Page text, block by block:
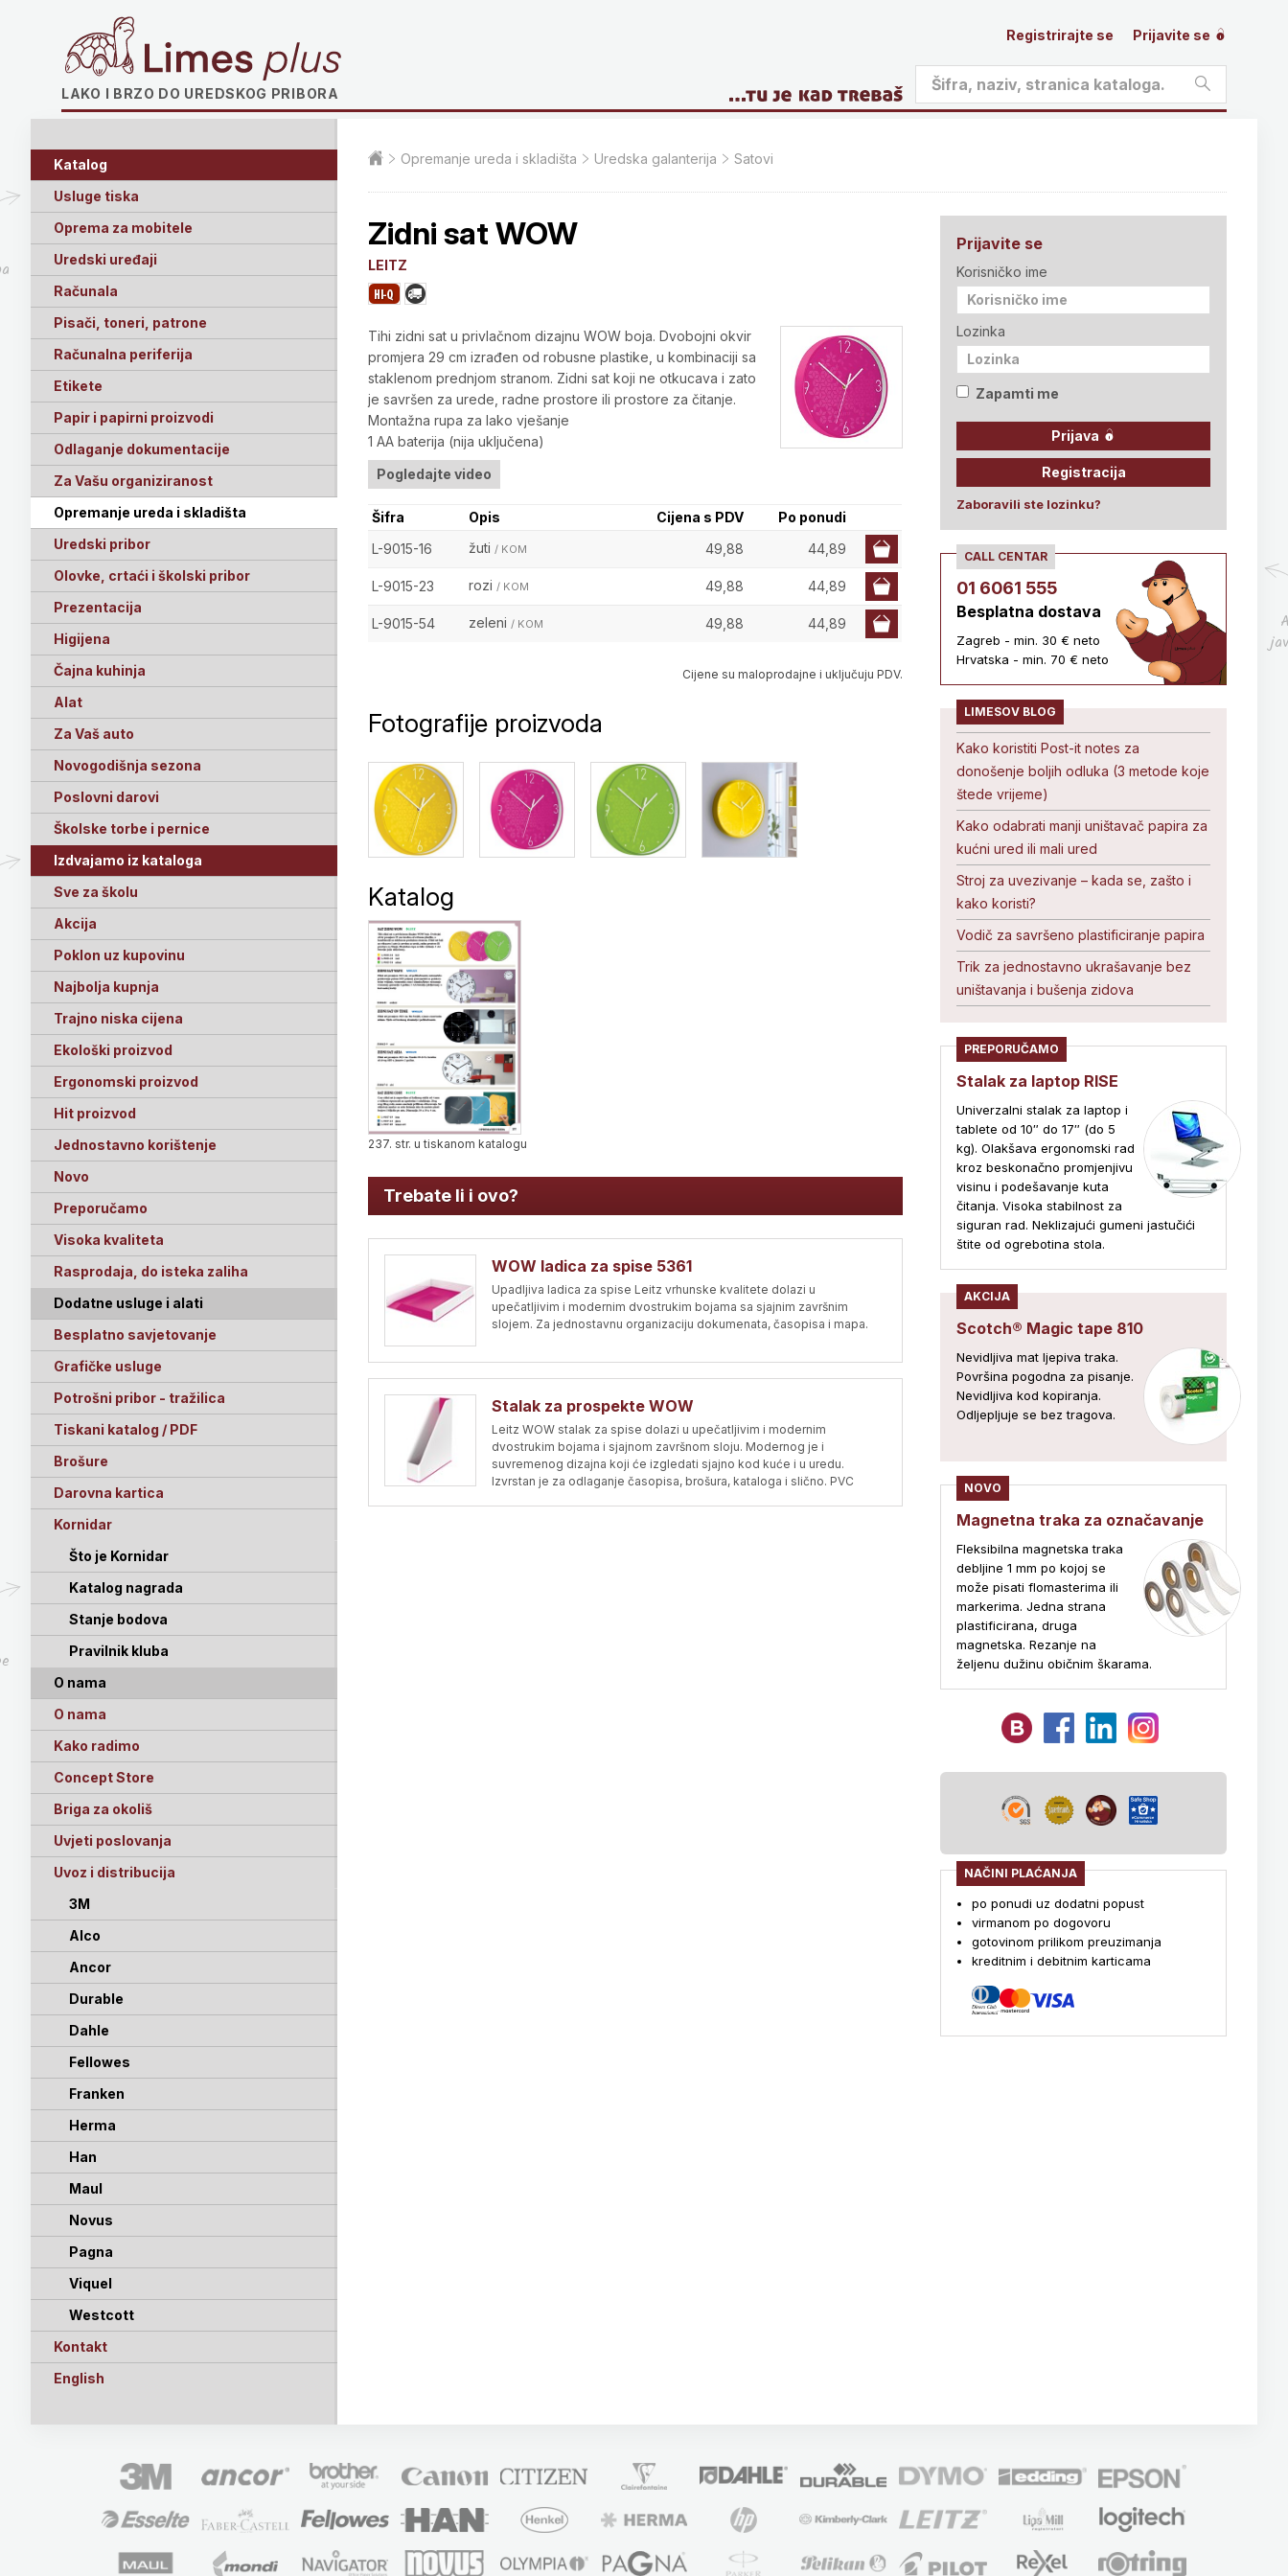
LAKO I BRZO DO UREDSKOG PRIBORA
Registrirajte se Prijavite se
Katalog
Usluge tiska
Oprema za mobitele
Uredski uređaji
Računala
Pisači, toneri, patrone
Računalna periferija
Etikete
Papir i papirni proizvodi
Odlaganje dokumentacije
Za Vašu organiziranost
Opremanje ureda i skladišta
Uredski pribor
Olovke, crtaći i školski pribor
Prezentacija
Higijena
Čajna kuhinja
Alat
Za Vaš auto
Novogodišnja sezona
Poslovni darovi
Školske torbe i pernice
Izdvajamo iz kataloga
Sve za školu
Akcija
Poklon uz kupovinu
Najbolja kupnja
Trajno niska cijena
Ekološki proizvod
Ergonomski proizvod
Hit proizvod
Jednostavno korištenje
Novo
Preporučamo
Visoka kvaliteta
Rasprodaja, do isteka zaliha
Dodatne usluge i alati
Besplatno savjetovanje
Grafičke usluge
Potrošni pribor - tražilica
Tiskani katalog / PDF
Brošure
Darovna kartica
Kornidar
Što je Kornidar
Katalog nagrada
Stanje bodova
Pravilnik kluba
O nama
O nama
Kako radimo
Concept Store
Briga za okoliš
Uvjeti poslovanja
Uvoz i distribucija
3M
Alco
Ancor
Durable
Dahle
Fellowes
Franken
Herma
Han
Maul
Novus
Pagna
Viquel
Westcott
Kontakt
English
Opremanje ureda i skladišta Uredska galanterija Satovi
Zidni sat WOW
LEITZ
Tihi zidni sat u privlačnom dizajnu WOW boja. Dvobojni okvir
promjera 29 cm izrađen od robusne plastike, u kombinaciji sa
staklenom prednjom stranom. Zidni sat koji ne otkucava i zato
je savršen za urede, radne prostore ili prostore za čitanje.
Montažna rupa za lako vješanje
1 AA baterija (nija uključena)
Pogledajte video
Šifra Opis Cijena s PDV
Po ponudi
L-9015-16
žuti / KOM 49,88 44,89
L-9015-23 rozi / KOM 49,88 44,89
L-9015-54 zeleni / KOM 49,88 44,89
Cijene su maloprodajne i uključuju PDV.
Fotografije proizvoda
Katalog
237. str. u tiskanom katalogu
Trebate li i ovo?
WOW ladica za spise 5361
Upadljiva ladica za spise Leitz vrhunske kvalitete dolazi u
upečatljivim i modernim dvostrukim bojama sa sjajnim završnim
slojem. Za jednostavnu organizaciju dokumenata, časopisa i mapa.
Stalak za prospekte WOW
Leitz WOW stalak za spise dolazi u upečatljivim i modernim
dvostrukim bojama i sjajnom završnom sloju. Modernog je i
suvremenog dizajna koji će izgledati sjajno kod kuće i u uredu.
Izvrstan je za odlaganje časopisa, brošura, kataloga i slično. PVC
Prijavite se
Korisničko ime
Lozinka
Zapamti me
Prijava
Registracija
Zaboravili ste lozinku?
CALL CENTAR
01 6061 555
Besplatna dostava
Zagreb - min. 30 € neto
Hrvatska - min. 70 € neto
LIMESOV BLOG
Kako koristiti Post-it notes za
donošenje boljih odluka (3 metode koje
štede vrijeme)
Kako odabrati manji uništavač papira za
kućni ured ili mali ured
Stroj za uvezivanje – kada se, zašto i
kako koristi?
Vodič za savršeno plastificiranje papira
Trik za jednostavno ukrašavanje bez
uništavanja i bušenja zidova
PREPORUČAMO
Stalak za laptop RISE
Univerzalni stalak za laptop i
tablete od 10″ do 17″ (do 5
kg). Olakšava ergonomski rad
kroz beskonačno promjenjivu
visinu i podešavanje kuta
čitanja. Visoka stabilnost za
siguran rad. Neklizajući gumeni jastučići
štite od ogrebotina stola.
AKCIJA
Scotch® Magic tape 810
Nevidljiva mat ljepiva traka.
Površina pogodna za pisanje.
Nevidljiva kod kopiranja.
Odljepljuje se bez tragova.
NOVO
Magnetna traka za označavanje
Fleksibilna magnetska traka
debljine 1 mm po kojoj se
može pisati flomasterima ili
markerima. Jedna strana
plastificirana, druga
magnetska. Rezanje na
željenu dužinu običnim škarama.
NAČINI PLAĆANJA
po ponudi uz dodatni popust
virmanom po dogovoru
gotovinom prilikom preuzimanja
kreditnim i debitnim karticama